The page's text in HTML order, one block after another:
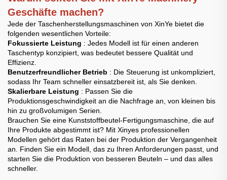
Geschäfte machen?
Jede der Taschenherstellungsmaschinen von XinYe bietet die
folgenden wesentlichen Vorteile:
Fokussierte Leistung : Jedes Modell ist für einen anderen
Taschentyp konzipiert, was bedeutet bessere Qualität und
Effizienz.
Benutzerfreundlicher Betrieb : Die Steuerung ist unkompliziert,
sodass Ihr Team schneller einsatzbereit ist, als Sie denken.
Skalierbare Leistung : Passen Sie die
Produktionsgeschwindigkeit an die Nachfrage an, von kleinen bis
hin zu großvolumigen Serien.
Brauchen Sie eine Kunststoffbeutel-Fertigungsmaschine, die auf
Ihre Produkte abgestimmt ist? Mit Xinyes professionellen
Modellen gehört das Raten bei der Produktion der Vergangenheit
an. Finden Sie ein Modell, das zu Ihren Anforderungen passt, und
starten Sie die Produktion von besseren Beuteln – und das alles
schneller.